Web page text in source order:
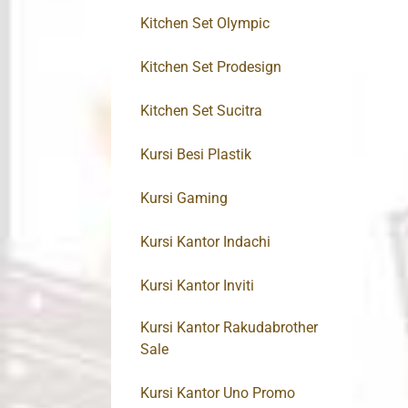
Kitchen Set Olympic
Kitchen Set Prodesign
Kitchen Set Sucitra
Kursi Besi Plastik
Kursi Gaming
Kursi Kantor Indachi
Kursi Kantor Inviti
Kursi Kantor Rakudabrother
Sale
Kursi Kantor Uno Promo